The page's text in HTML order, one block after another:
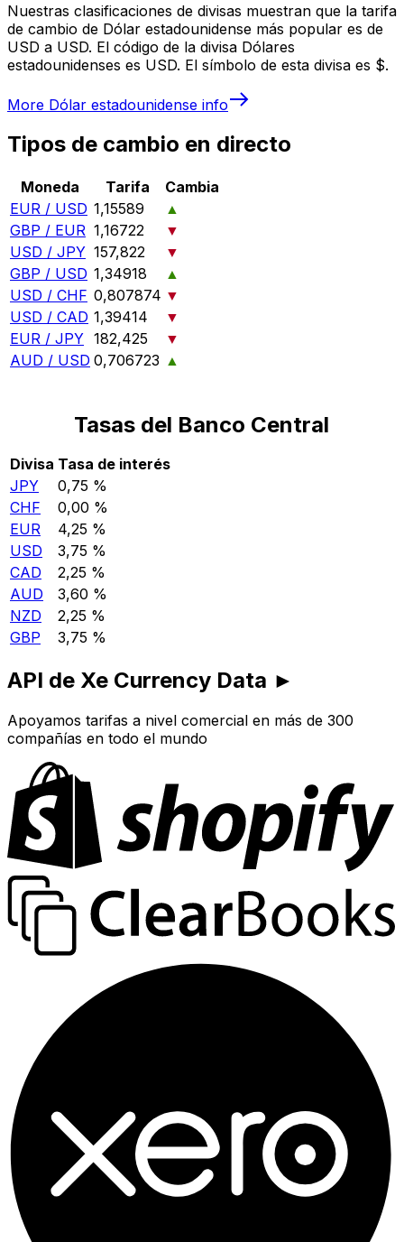
Nuestras clasificaciones de divisas muestran que la tarifa
de cambio de Dólar estadounidense más popular es de
USD a USD. El código de la divisa Dólares
estadounidenses es USD. El símbolo de esta divisa es $.
More Dólar estadounidense info
Tipos de cambio en directo
Moneda Tarifa
Cambia
EUR / USD 1,15589
▲
GBP / EUR 1,16722
▼
USD / JPY 157,822
▼
GBP / USD 1,34918
▲
USD / CHF 0,807874 ▼
USD / CAD 1,39414
▼
EUR / JPY 182,425
▼
AUD / USD 0,706723 ▲
Tasas del Banco Central
Divisa Tasa de interés
JPY
0,75 %
CHF
0,00 %
EUR
4,25 %
USD
3,75 %
CAD
2,25 %
AUD
3,60 %
NZD
2,25 %
GBP
3,75 %
API de Xe Currency Data ►
Apoyamos tarifas a nivel comercial en más de 300
compañías en todo el mundo